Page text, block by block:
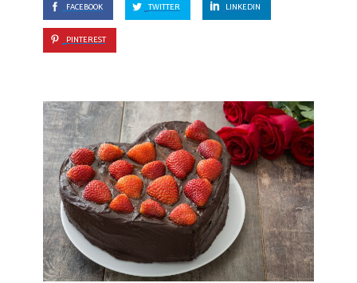
FACEBOOK TWITTER LINKEDIN
PINTEREST